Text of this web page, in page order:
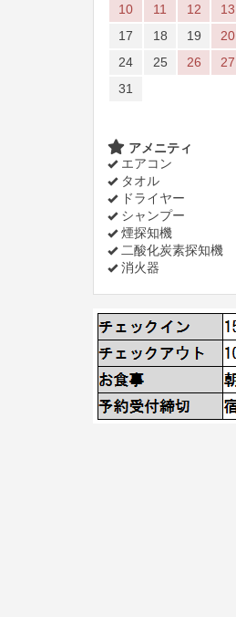
10
11 12 13
17
18 19 20
24
25 26 27
31
アメニティ
エアコン
タオル
ドライヤー
シャンプー
煙探知機
二酸化炭素探知機
消火器